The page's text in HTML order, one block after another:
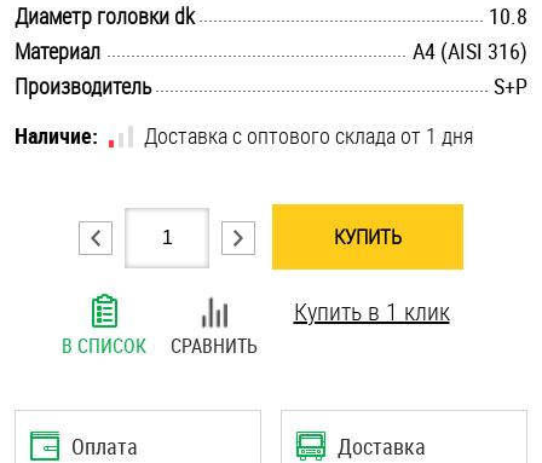
Шплинты
Штифты и пальцы
Диаметр головки dk
10.8
Материал
A4 (AISI 316)
Производитель
S+P
Наличие:
Доставка с оптового склада от 1 дня
КУПИТЬ
В СПИСОК СРАВНИТЬ
Купить в 1 клик
Оплата Доставка